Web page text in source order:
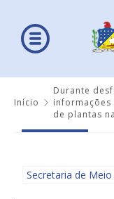
Início
Durante
de plantas
Secretaria de